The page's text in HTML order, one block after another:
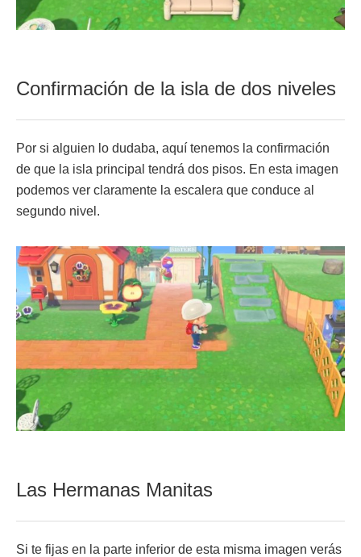
Confirmación de la isla de dos niveles
Por si alguien lo dudaba, aquí tenemos la confirmación
de que la isla principal tendrá dos pisos. En esta imagen
podemos ver claramente la escalera que conduce al
segundo nivel.
Las Hermanas Manitas
Si te fijas en la parte inferior de esta misma imagen verás